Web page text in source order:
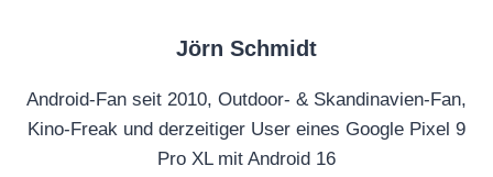
Jörn Schmidt
Android-Fan seit 2010, Outdoor- & Skandinavien-Fan,
Kino-Freak und derzeitiger User eines Google Pixel 9
Pro XL mit Android 16